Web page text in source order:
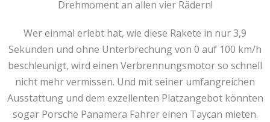
Drehmoment an allen vier Rädern!
Wer einmal erlebt hat, wie diese Rakete in nur 3,9
Sekunden und ohne Unterbrechung von 0 auf 100 km/h
beschleunigt, wird einen Verbrennungsmotor so schnell
nicht mehr vermissen. Und mit seiner umfangreichen
Ausstattung und dem exzellenten Platzangebot könnten
sogar Porsche Panamera Fahrer einen Taycan mieten.